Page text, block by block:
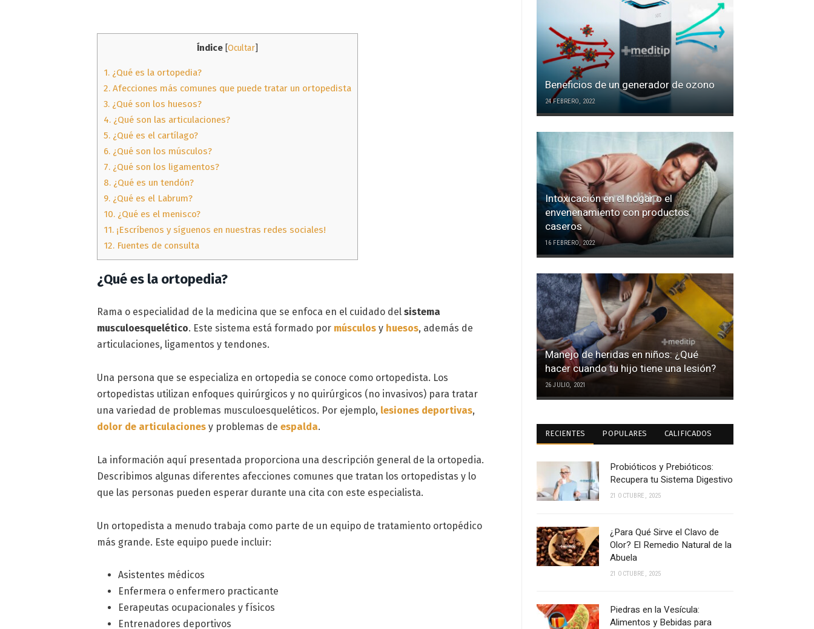
Índice [Ocultar]
1. ¿Qué es la ortopedia?
2. Afecciones más comunes que puede tratar un ortopedista
3. ¿Qué son los huesos?
4. ¿Qué son las articulaciones?
5. ¿Qué es el cartílago?
6. ¿Qué son los músculos?
7. ¿Qué son los ligamentos?
8. ¿Qué es un tendón?
9. ¿Qué es el Labrum?
10. ¿Qué es el menisco?
11. ¡Escríbenos y síguenos en nuestras redes sociales!
12. Fuentes de consulta
¿Qué es la ortopedia?
Rama o especialidad de la medicina que se enfoca en el cuidado delsistema
musculoesquelético. Este sistema está formado por músculos y huesos, además de
articulaciones, ligamentos y tendones.
Una persona que se especializa en ortopedia se conoce como ortopedista. Los
ortopedistas utilizan enfoques quirúrgicos y no quirúrgicos (no invasivos) para tratar
una variedad de problemas musculoesqueléticos. Por ejemplo, lesiones deportivas,
dolor de articulaciones y problemas deespalda.
La información aquí presentada proporciona una descripción general de la ortopedia.
Describimos algunas diferentes afecciones comunes que tratan los ortopedistas y lo
que las personas pueden esperar durante una cita con este especialista.
Un ortopedista a menudo trabaja como parte de un equipo de tratamiento ortopédico
más grande. Este equipo puede incluir:
Asistentes médicos
Enfermera o enfermero practicante
Eerapeutas ocupacionales y físicos
Entrenadores deportivos
Beneficios de un generador de ozono
24 FEBRERO, 2022
Intoxicación en el hogar o el
envenenamiento con productos
caseros
16 FEBRERO, 2022
Manejo de heridas en niños: ¿Qué
hacer cuando tu hijo tiene una lesión?
26 JULIO, 2021
RECIENTES POPULARES CALIFICADOS
Probióticos y Prebióticos:
Recupera tu Sistema Digestivo
21 OCTUBRE, 2025
¿Para Qué Sirve el Clavo de
Olor? El Remedio Natural de la
Abuela
21 OCTUBRE, 2025
Piedras en la Vesícula:
Alimentos y Bebidas para